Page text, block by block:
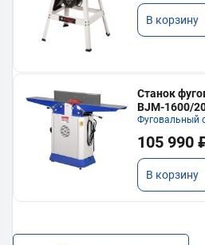
В корзину
Станок
BJM-1600/
Фуговальный
105 990
В корзину